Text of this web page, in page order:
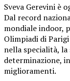
Sveva Gerevini è
Dal record
mondiale indoor,
Olimpiadi di
nella specialità,
determinazione,
miglioramenti.